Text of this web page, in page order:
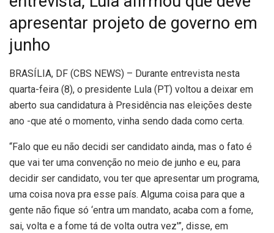
apresentar projeto de governo em
junho
BRASÍLIA, DF (CBS NEWS) – Durante entrevista nesta
quarta-feira (8), o presidente Lula (PT) voltou a deixar em
aberto sua candidatura à Presidência nas eleições deste
ano -que até o momento, vinha sendo dada como certa.
“Falo que eu não decidi ser candidato ainda, mas o fato é
que vai ter uma convenção no meio de junho e eu, para
decidir ser candidato, vou ter que apresentar um programa,
uma coisa nova pra esse país. Alguma coisa para que a
gente não fique só ‘entra um mandato, acaba com a fome,
sai, volta e a fome tá de volta outra vez'”, disse, em